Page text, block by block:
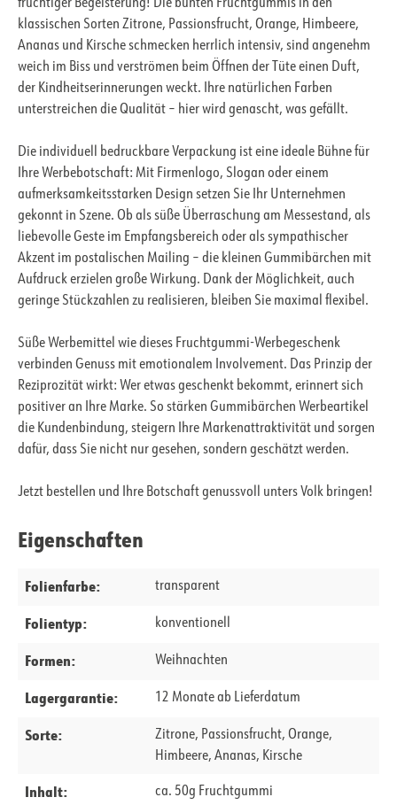
fruchtiger Begeisterung! Die bunten Fruchtgummis in den
klassischen Sorten Zitrone, Passionsfrucht, Orange, Himbeere,
Ananas und Kirsche schmecken herrlich intensiv, sind angenehm
weich im Biss und verströmen beim Öffnen der Tüte einen Duft,
der Kindheitserinnerungen weckt. Ihre natürlichen Farben
unterstreichen die Qualität – hier wird genascht, was gefällt.
Die individuell bedruckbare Verpackung ist eine ideale Bühne für
Ihre Werbebotschaft: Mit Firmenlogo, Slogan oder einem
aufmerksamkeitsstarken Design setzen Sie Ihr Unternehmen
gekonnt in Szene. Ob als süße Überraschung am Messestand, als
liebevolle Geste im Empfangsbereich oder als sympathischer
Akzent im postalischen Mailing – die kleinen Gummibärchen mit
Aufdruck erzielen große Wirkung. Dank der Möglichkeit, auch
geringe Stückzahlen zu realisieren, bleiben Sie maximal flexibel.
Süße Werbemittel wie dieses Fruchtgummi-Werbegeschenk
verbinden Genuss mit emotionalem Involvement. Das Prinzip der
Reziprozität wirkt: Wer etwas geschenkt bekommt, erinnert sich
positiver an Ihre Marke. So stärken Gummibärchen Werbeartikel
die Kundenbindung, steigern Ihre Markenattraktivität und sorgen
dafür, dass Sie nicht nur gesehen, sondern geschätzt werden.
Jetzt bestellen und Ihre Botschaft genussvoll unters Volk bringen!
Eigenschaften
Folienfarbe: transparent
Folientyp: konventionell
Formen: Weihnachten
Lagergarantie: 12 Monate ab Lieferdatum
Sorte:
Zitrone, Passionsfrucht, Orange,
Himbeere, Ananas, Kirsche
Inhalt: ca. 50g Fruchtgummi